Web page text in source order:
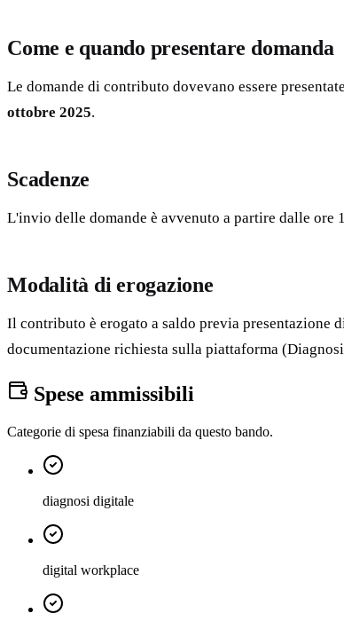
Come e quando presentare domanda
Le domande di contributo dovevano essere
ottobre 2025.
Scadenze
L'invio delle domande è avvenuto a partire dalle ore
Modalità di erogazione
Il contributo è erogato a saldo previa presentazione
documentazione richiesta sulla piattaforma
Spese ammissibili
Categorie di spesa finanziabili da questo bando.
diagnosi digitale
digital workplace